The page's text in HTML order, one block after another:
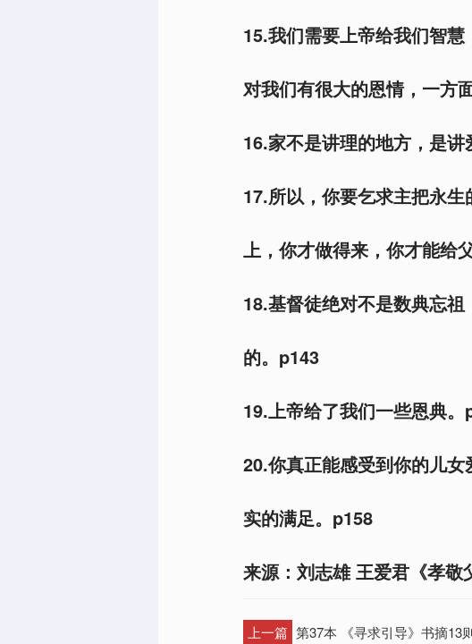
15.我们需要上帝给我们智
对我们有很大的恩情，一方
16.家不是讲理的地方，是
17.所以，你要乞求主把永
上，你才做得来，你才能给
18.基督徒绝对不是数典忘
的。p143
19.上帝给了我们一些恩典。
20.你真正能感受到你的儿
实的满足。p158
来源：刘志雄 王爱君《孝敬
上一篇 第37本 《寻求引导》书摘13